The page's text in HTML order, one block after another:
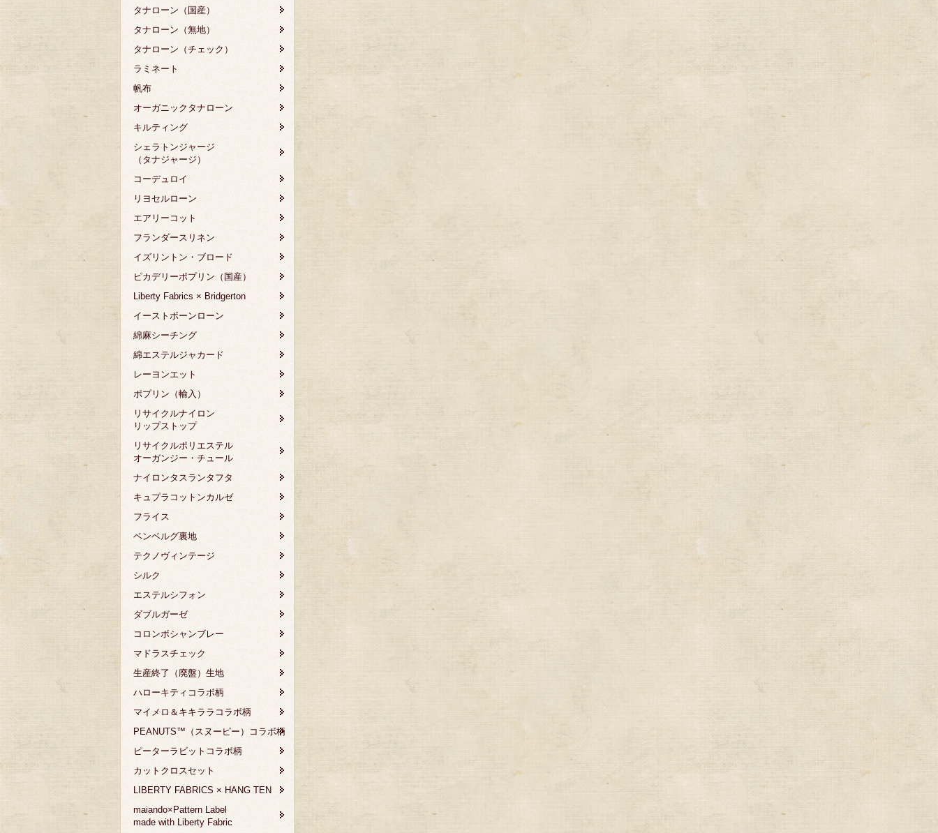
タナローン（国産）
タナローン（無地）
タナローン（チェック）
ラミネート
帆布
オーガニックタナローン
キルティング
シェラトンジャージ
（タナジャージ）
コーデュロイ
リヨセルローン
エアリーコット
フランダースリネン
イズリントン・ブロード
ピカデリーポプリン（国産）
Liberty Fabrics × Bridgerton
イーストボーンローン
綿麻シーチング
綿エステルジャカード
レーヨンエット
ポプリン（輸入）
リサイクルナイロン
リップストップ
リサイクルポリエステル
オーガンジー・チュール
ナイロンタスランタフタ
キュプラコットンカルゼ
フライス
ベンベルグ裏地
テクノヴィンテージ
シルク
エステルシフォン
ダブルガーゼ
コロンボシャンブレー
マドラスチェック
生産終了（廃盤）生地
ハローキティコラボ柄
マイメロ＆キキララコラボ柄
PEANUTS™（スヌーピー）コラボ柄
ピーターラビットコラボ柄
カットクロスセット
LIBERTY FABRICS × HANG TEN
maiando×Pattern Label
made with Liberty Fabric